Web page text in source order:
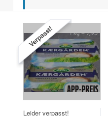
Verpasst!
Leider verpasst!